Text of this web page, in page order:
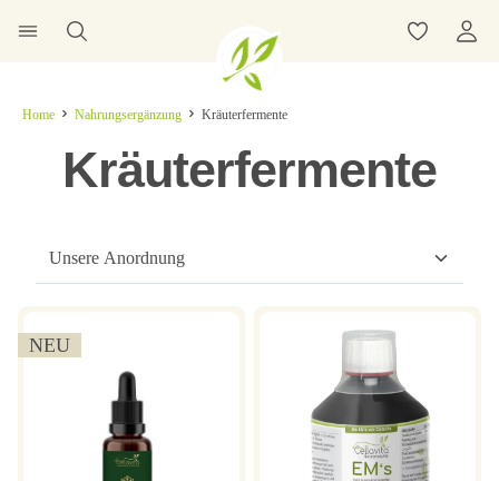
Home Nahrungsergänzung Kräuterfermente
Kräuterfermente
NEU